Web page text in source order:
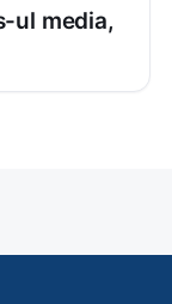
ul media,